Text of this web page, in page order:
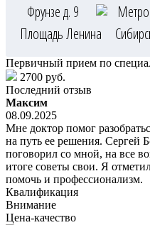
Фрунзе д. 9
Площадь Ленина
Первичный прием по
2700 руб.
Последний отзыв
Максим
08.09.2025
Мне доктор помог
на путь ее решения. Сергей
поговорил со мной, на все
итоге советы свои. Я
помочь и профессионализм.
Квалификация
Внимание
Цена-качество